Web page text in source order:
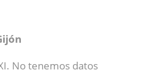
No tenemos datos